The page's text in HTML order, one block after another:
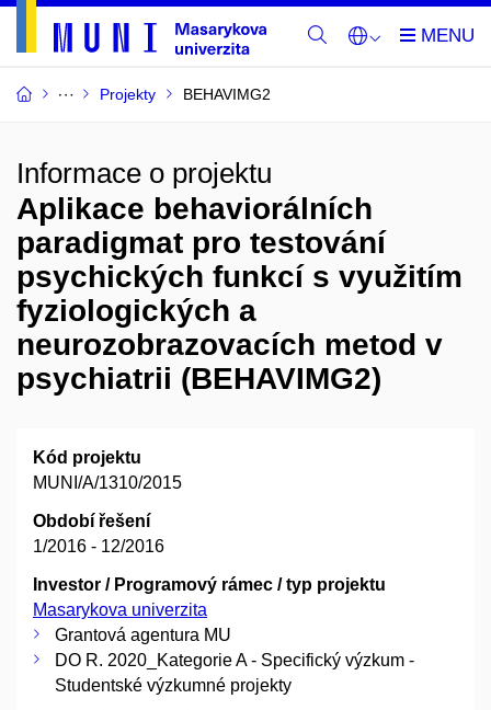
Projekty BEHAVIMG2
Informace o projektu
Aplikace behaviorálních
paradigmat pro testování
psychických funkcí s využitím
fyziologických a
neurozobrazovacích metod v
psychiatrii (BEHAVIMG2)
Kód projektu
MUNI/A/1310/2015
Období řešení
1/2016 - 12/2016
Investor / Programový rámec / typ projektu
Masarykova univerzita
Grantová agentura MU
DO R. 2020_Kategorie A - Specifický výzkum -
Studentské výzkumné projekty